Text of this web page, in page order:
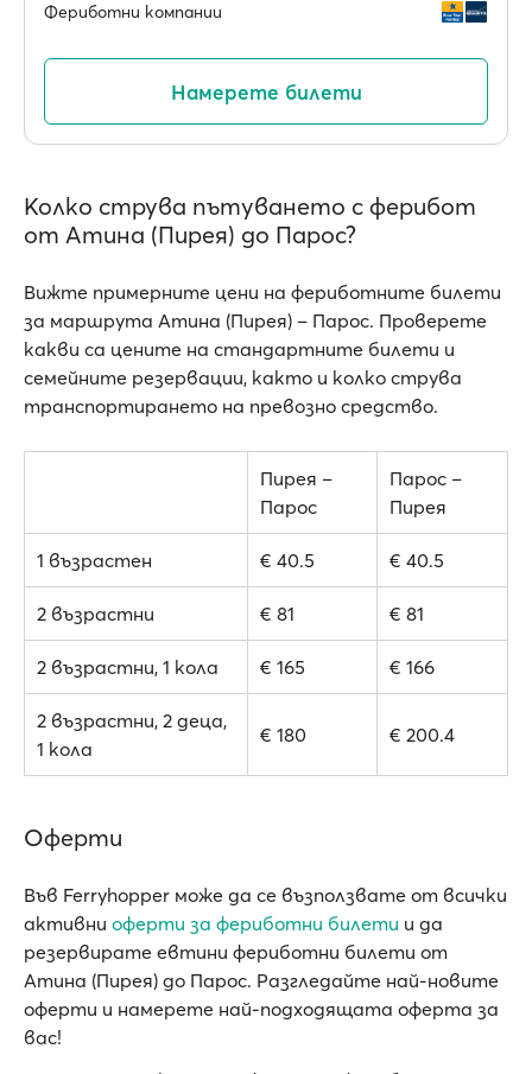
Фериботни компании
Намерете билети
Колко струва пътуването с ферибот
от Атина (Пирея) до Парос?
Вижте примерните цени на фериботните билети
за маршрута Атина (Пирея) – Парос. Проверете
какви са цените на стандартните билети и
семейните резервации, както и колко струва
транспортирането на превозно средство.
Пирея –
Парос
Парос –
Пирея
1 възрастен € 40.5 € 40.5
2 възрастни € 81 € 81
2 възрастни, 1 кола € 165 € 166
2 възрастни, 2 деца,
1 кола
€ 180 € 200.4
Оферти
Във Ferryhopper може да се възползвате от всички
активни oферти за фериботни билети и да
резервирате евтини фериботни билети от
Атина (Пирея) до Парос. Разгледайте най-новите
оферти и намерете най-подходящата оферта за
вас!